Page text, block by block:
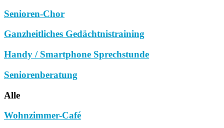
Senioren-Chor
Ganzheitliches Gedächtnistraining
Handy / Smartphone Sprechstunde
Seniorenberatung
Alle
Wohnzimmer-Café